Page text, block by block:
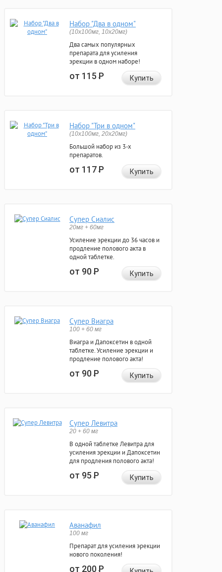
Набор "Два в одном"
(10x100мг, 10x20мг)
Два самых популярных
препарата для усиления
эрекции в одном наборе!
от 115Р Купить
Набор "Три в одном"
(10x100мг, 20x20мг)
Большой набор из 3-х
препаратов.
от 117Р Купить
Супер Сиалис
20мг + 60мг
Усиление эрекции до 36 часов и
продление полового акта в
одной таблетке.
от 90Р Купить
Супер Виагра
100 + 60 мг
Виагра и Дапоксетин в одной
таблетке. Усиление эрекции и
продление полового акта!
от 90Р Купить
Супер Левитра
20 + 60 мг
В одной таблетке Левитра для
усиления эрекции и Дапоксетин
для продления полового акта!
от 95Р Купить
Аванафил
100 мг
Препарат для усиления эрекции
нового поколения!
от 200Р